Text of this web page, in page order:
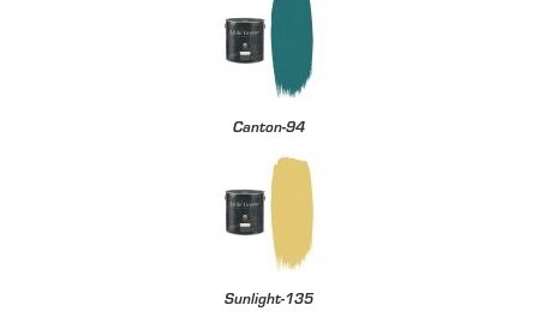
Canton-94
Sunlight-135